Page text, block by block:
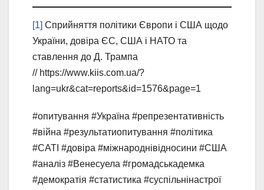
[1] Сприйняття політики Європи і США щодо
України, довіра ЄС, США і НАТО та
ставлення до Д. Трампа
// https://www.kiis.com.ua/?
lang=ukr&cat=reports&id=1576&page=1
#опитування #Україна #репрезентативність
#війна #результатиопитування #політика
#CATI #довіра #міжнароднівідносини #США
#аналіз #Венесуела #громадськадемка
#демократія #статистика #суспільнінастрої